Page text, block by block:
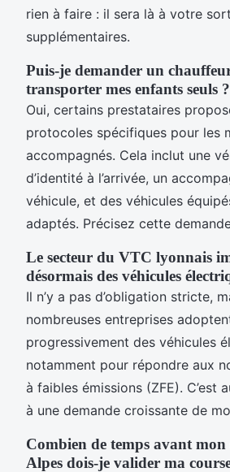
rien à faire : il sera là à votre
supplémentaires.
Puis-je demander un
transporter mes enfants seuls ?
Oui, certains prestataires
protocoles spécifiques pour les
accompagnés. Cela inclut une
d’identité à l’arrivée, un
véhicule, et des véhicules
adaptés. Précisez cette
Le secteur du VTC lyonnais
désormais des véhicules
Il n’y a pas d’obligation stricte,
nombreuses entreprises
progressivement des véhicules
notamment pour répondre aux
à faibles émissions (ZFE). C’est
à une demande croissante de
Combien de temps avant
Alpes dois-je valider ma